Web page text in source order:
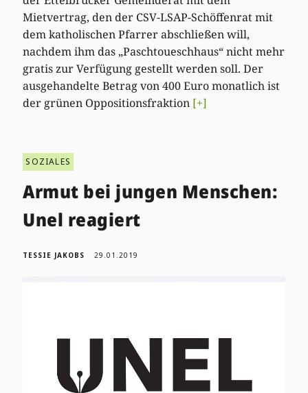
Mietvertrag, den der CSV-LSAP-Schöffenrat mit
dem katholischen Pfarrer abschließen will,
nachdem ihm das „Paschtoueschhaus“ nicht mehr
gratis zur Verfügung gestellt werden soll. Der
ausgehandelte Betrag von 400 Euro monatlich ist
der grünen Oppositionsfraktion [+]
SOZIALES
Armut bei jungen Menschen:
Unel reagiert
TESSIE JAKOBS 29.01.2019